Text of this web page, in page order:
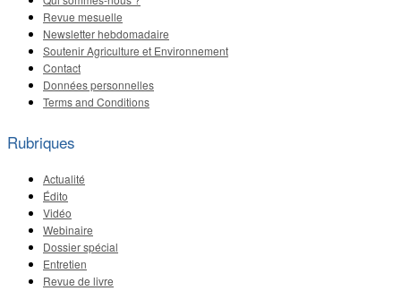
Revue mesuelle
Newsletter hebdomadaire
Soutenir Agriculture et Environnement
Contact
Données personnelles
Terms and Conditions
Rubriques
Actualité
Édito
Vidéo
Webinaire
Dossier spécial
Entretien
Revue de livre